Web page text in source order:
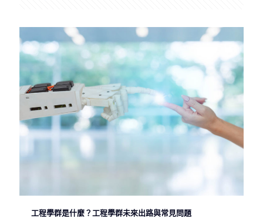
工程學群是什麼？工程學群未來出路與常見問題